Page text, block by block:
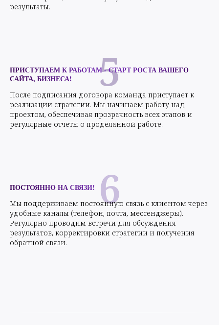
ПРИСТУПАЕМ К РАБОТАМ - СТАРТ РОСТА ВАШЕГО
САЙТА, БИЗНЕСА!
После подписания договора команда приступает к
реализации стратегии. Мы начинаем работу над
проектом, обеспечивая прозрачность всех этапов и
регулярные отчеты о проделанной работе.
5
Мы поддерживаем постоянную связь с клиентом через
удобные каналы (телефон, почта, мессенджеры).
Регулярно проводим встречи для обсуждения
результатов, корректировки стратегии и получения
обратной связи.
6